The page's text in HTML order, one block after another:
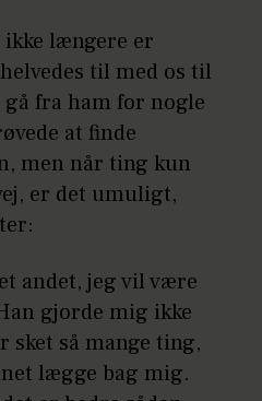
ikke længere er
til med os til
fra ham for nogle
at finde
men når ting kun
er det umuligt,
andet, jeg vil være
gjorde mig ikke
sket så mange ting,
lægge bag mig.